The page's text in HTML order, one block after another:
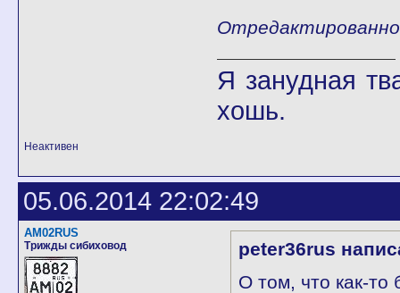
Я занудная
хошь.
Неактивен
05.06.2014 22:02:49
AM02RUS
Трижды сибиховод
peter36rus
О том, что как-то